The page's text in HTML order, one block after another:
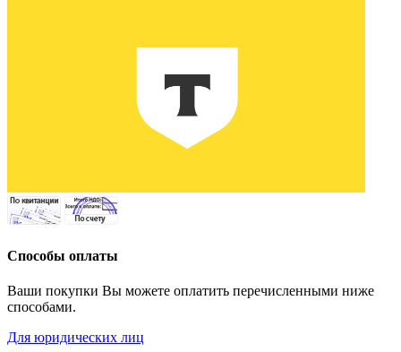
Способы оплаты
Ваши покупки Вы можете оплатить перечисленными ниже
способами.
Для юридических лиц